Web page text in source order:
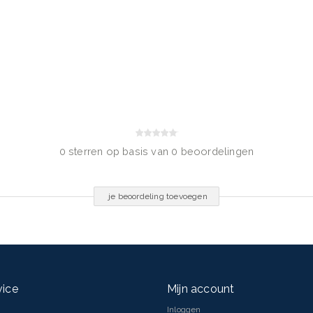
Phosphate – Diisopropyl
Acid – Peg-100 Stearate –
0 sterren op basis van 0 beoordelingen
je beoordeling toevoegen
Mijn account
Inloggen